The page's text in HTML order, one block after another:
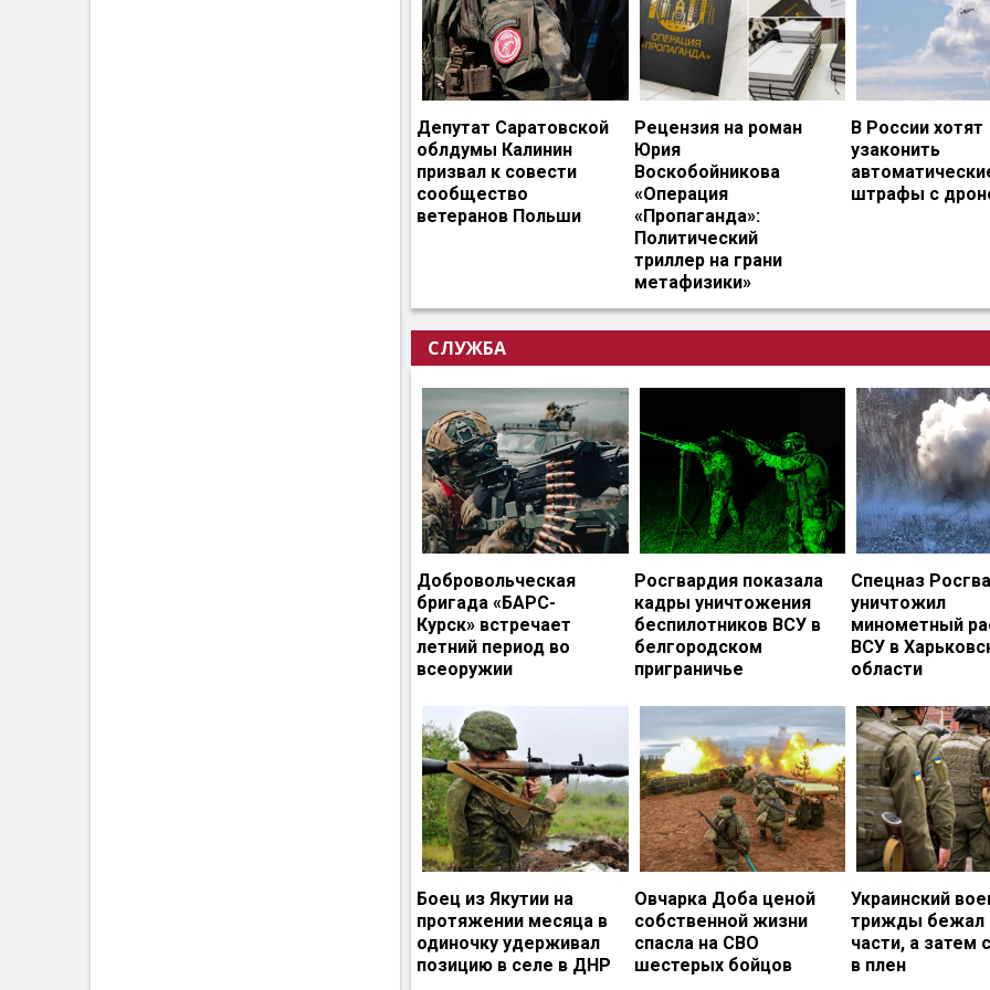
Депутат Саратовской
облдумы Калинин
призвал к совести
сообщество
ветеранов Польши
Рецензия на роман
Юрия
Воскобойникова
«Операция
«Пропаганда»:
Политический
триллер на грани
метафизики»
В России хотят
узаконить
штрафы с
СЛУЖБА
Добровольческая
бригада «БАРС-
Курск» встречает
летний период во
всеоружии
Росгвардия показала
кадры уничтожения
беспилотников ВСУ в
белгородском
приграничье
Спецназ
уничтожил
минометный
ВСУ в
области
Боец из Якутии на
протяжении месяца в
одиночку удерживал
позицию в селе в ДНР
Овчарка Доба ценой
собственной жизни
спасла на СВО
шестерых бойцов
Украинский
трижды бежал
части, а затем
в плен